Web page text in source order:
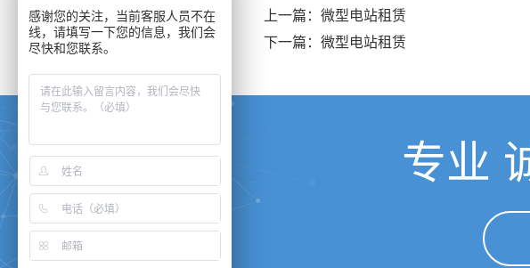
上一篇：微型电站租赁
下一篇：微型电站租赁
专业
感谢您的关注，当前客服人员不在
线，请填写一下您的信息，我们会
尽快和您联系。